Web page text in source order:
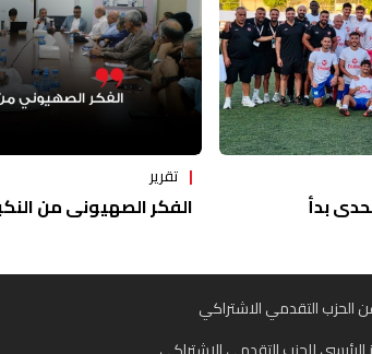
بدأ
تقرير
الفكر الصهيوني من
الحزب التقدمي الاشتراكي